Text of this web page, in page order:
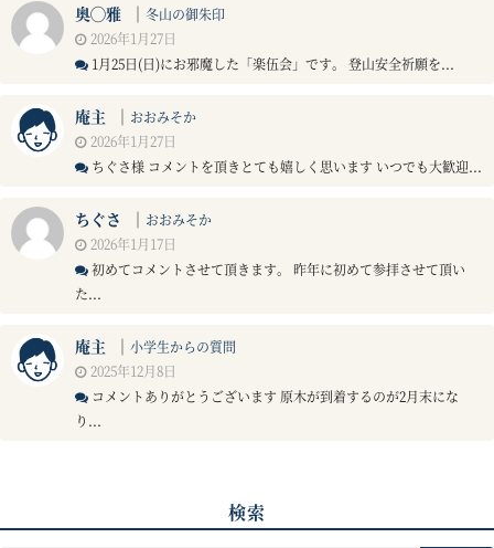
奥◯雅 ｜ 冬山の御朱印
2026年1月27日
1月25日(日)にお邪魔した「楽伍会」です。 登山安全祈願を...
庵主 ｜ おおみそか
2026年1月27日
ちぐさ様 コメントを頂きとても嬉しく思います いつでも大歓迎...
ちぐさ ｜ おおみそか
2026年1月17日
初めてコメントさせて頂きます。 昨年に初めて参拝させて頂い
た...
庵主 ｜ 小学生からの質問
2025年12月8日
コメントありがとうございます 原木が到着するのが2月末にな
り...
検索